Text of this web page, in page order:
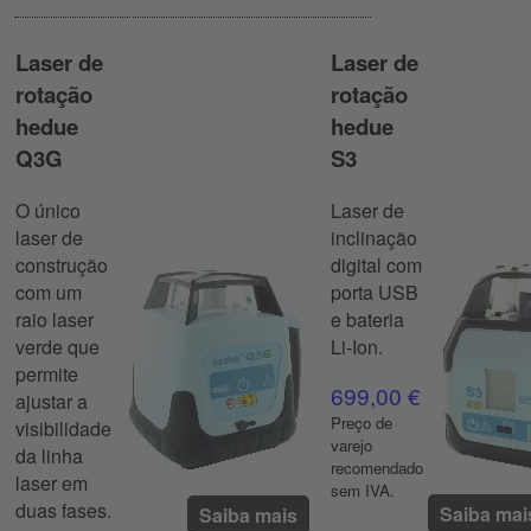
Laser de
rotação
hedue
Q3G
O único
laser de
construção
com um
raio laser
verde que
permite
ajustar a
visibilidade
da linha
laser em
duas fases.
Saiba mais
Laser de
rotação
hedue
S3
Laser de
inclinação
digital com
porta USB
e bateria
Li-Ion.
699,00 €
Preço de
varejo
recomendado
sem IVA.
Saiba